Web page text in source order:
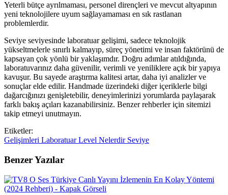
Yeterli bütçe ayrılmaması, personel dirençleri ve mevcut altyapının
yeni teknolojilere uyum sağlayamaması en sık rastlanan
problemlerdir.
Seviye seviyesinde laboratuar gelişimi, sadece teknolojik
yükseltmelerle sınırlı kalmayıp, süreç yönetimi ve insan faktörünü de
kapsayan çok yönlü bir yaklaşımdır. Doğru adımlar atıldığında,
laboratuvarınız daha güvenilir, verimli ve yeniliklere açık bir yapıya
kavuşur. Bu sayede araştırma kalitesi artar, daha iyi analizler ve
sonuçlar elde edilir. Handmade üzerindeki diğer içeriklerle bilgi
dağarcığınızı genişletebilir, deneyimlerinizi yorumlarda paylaşarak
farklı bakış açıları kazanabilirsiniz. Benzer rehberler için sitemizi
takip etmeyi unutmayın.
Etiketler:
Gelişimleri LaboratuarLevel Nelerdir Seviye
Benzer Yazılar